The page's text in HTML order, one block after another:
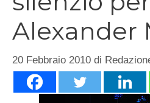
Alexander
20 Febbraio 2010 di